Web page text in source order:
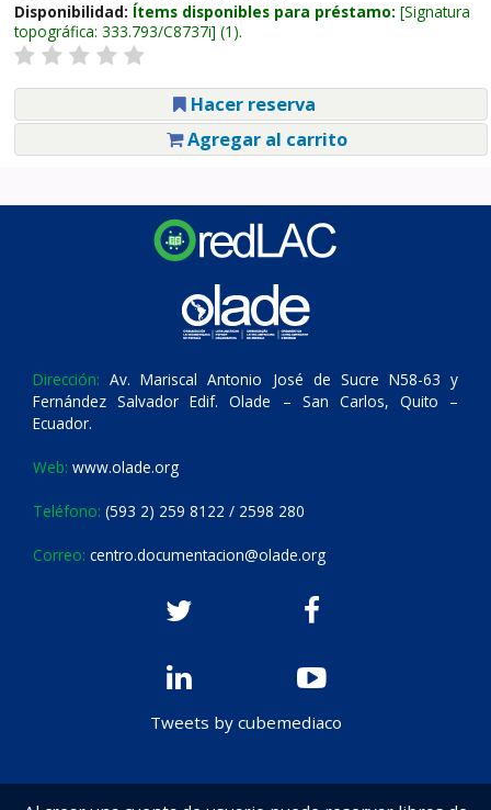
Disponibilidad: Ítems disponibles para préstamo: Signatura
topográfica: 333.793/C8737i (1).
Hacer reserva
Agregar al carrito
Dirección: Av. Mariscal Antonio José de Sucre N58-63 y
Fernández Salvador Edif. Olade – San Carlos, Quito –
Ecuador.
Web: www.olade.org
Teléfono: (593 2) 259 8122 / 2598 280
Correo: centro.documentacion@olade.org
Tweets by cubemediaco